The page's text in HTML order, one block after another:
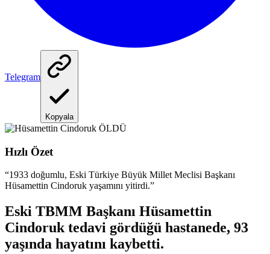
Telegram
Kopyala
Hızlı Özet
“1933 doğumlu, Eski Türkiye Büyük Millet Meclisi Başkanı
Hüsamettin Cindoruk yaşamını yitirdi.”
Eski TBMM Başkanı Hüsamettin
Cindoruk tedavi gördüğü hastanede, 93
yaşında hayatını kaybetti.